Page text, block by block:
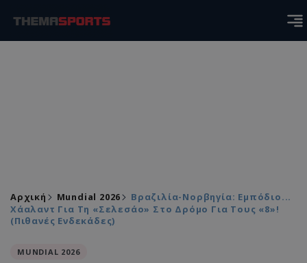
Αρχική Mundial 2026
Βραζιλία-Νορβηγία: Εμπόδιο...
Χάαλαντ Για Τη «Σελεσάο» Στο Δρόμο Για Τους «8»!
(Πιθανές Ενδεκάδες)
MUNDIAL 2026